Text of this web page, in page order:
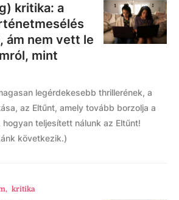
kritika: a
ám nem vett le
mint
legérdekesebb thrillerének, a
az Eltűnt, amely tovább borzolja a
teljesített nálunk az Eltűnt!
következik.)
, kritika